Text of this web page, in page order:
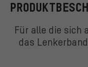
Für alle die sich
das